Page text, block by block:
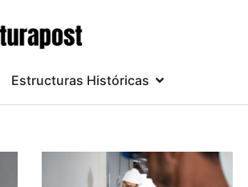
Estructuras Históricas